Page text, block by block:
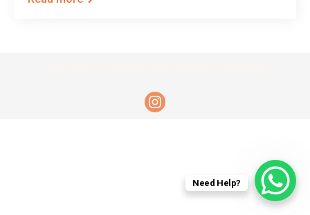
Need Help?